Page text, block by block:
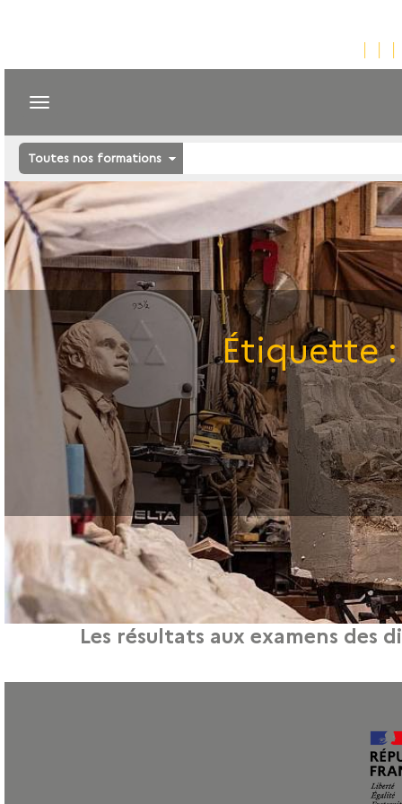
Toutes nos formations
Étiquette
Les résultats aux examens des